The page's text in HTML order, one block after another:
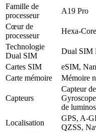
Famille de
processeur
A19 Pro
Cœur de
processeur
Hexa-Core
Technologie
Dual SIM
Dual SIM
Cartes SIM
eSIM,
Carte mémoire
Mémoire
Capteurs
Capteur
de
Localisation
GPS, A-
QZSS,